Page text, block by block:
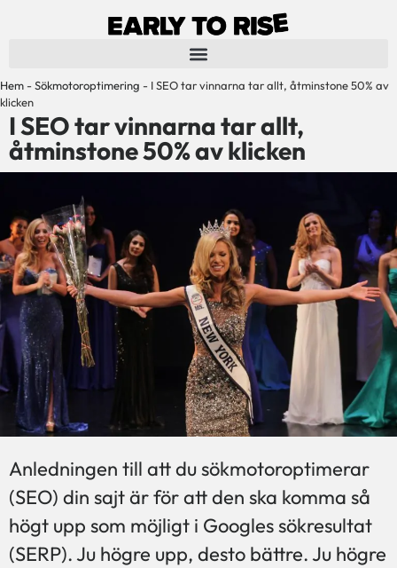
Hem - Sökmotoroptimering - I SEO tar vinnarna tar allt, åtminstone 50% av
klicken
I SEO tar vinnarna tar allt,
åtminstone 50% av klicken
Anledningen till att du sökmotoroptimerar
(SEO) din sajt är för att den ska komma så
högt upp som möjligt i Googles sökresultat
(SERP). Ju högre upp, desto bättre. Ju högre